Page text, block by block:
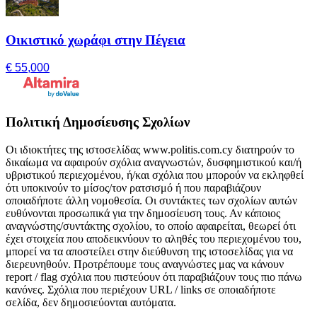
Οικιστικό χωράφι στην Πέγεια
€ 55,000
Πολιτική Δημοσίευσης Σχολίων
Οι ιδιοκτήτες της ιστοσελίδας www.politis.com.cy διατηρούν το
δικαίωμα να αφαιρούν σχόλια αναγνωστών, δυσφημιστικού και/ή
υβριστικού περιεχομένου, ή/και σχόλια που μπορούν να εκληφθεί
ότι υποκινούν το μίσος/τον ρατσισμό ή που παραβιάζουν
οποιαδήποτε άλλη νομοθεσία. Οι συντάκτες των σχολίων αυτών
ευθύνονται προσωπικά για την δημοσίευση τους. Αν κάποιος
αναγνώστης/συντάκτης σχολίου, το οποίο αφαιρείται, θεωρεί ότι
έχει στοιχεία που αποδεικνύουν το αληθές του περιεχομένου του,
μπορεί να τα αποστείλει στην διεύθυνση της ιστοσελίδας για να
διερευνηθούν. Προτρέπουμε τους αναγνώστες μας να κάνουν
report / flag σχόλια που πιστεύουν ότι παραβιάζουν τους πιο πάνω
κανόνες. Σχόλια που περιέχουν URL / links σε οποιαδήποτε
σελίδα, δεν δημοσιεύονται αυτόματα.